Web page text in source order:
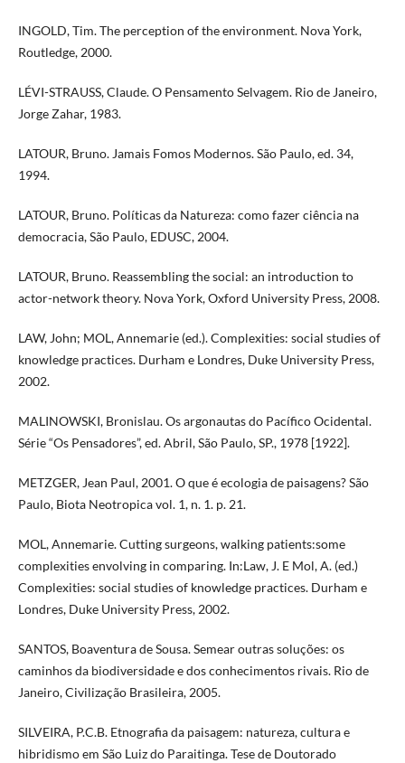
INGOLD, Tim. The perception of the environment. Nova York,
Routledge, 2000.
LÉVI-STRAUSS, Claude. O Pensamento Selvagem. Rio de Janeiro,
Jorge Zahar, 1983.
LATOUR, Bruno. Jamais Fomos Modernos. São Paulo, ed. 34,
1994.
LATOUR, Bruno. Políticas da Natureza: como fazer ciência na
democracia, São Paulo, EDUSC, 2004.
LATOUR, Bruno. Reassembling the social: an introduction to
actor-network theory. Nova York, Oxford University Press, 2008.
LAW, John; MOL, Annemarie (ed.). Complexities: social studies of
knowledge practices. Durham e Londres, Duke University Press,
2002.
MALINOWSKI, Bronislau. Os argonautas do Pacífico Ocidental.
Série “Os Pensadores”, ed. Abril, São Paulo, SP., 1978 [1922].
METZGER, Jean Paul, 2001. O que é ecologia de paisagens? São
Paulo, Biota Neotropica vol. 1, n. 1. p. 21.
MOL, Annemarie. Cutting surgeons, walking patients:some
complexities envolving in comparing. In:Law, J. E Mol, A. (ed.)
Complexities: social studies of knowledge practices. Durham e
Londres, Duke University Press, 2002.
SANTOS, Boaventura de Sousa. Semear outras soluções: os
caminhos da biodiversidade e dos conhecimentos rivais. Rio de
Janeiro, Civilização Brasileira, 2005.
SILVEIRA, P.C.B. Etnografia da paisagem: natureza, cultura e
hibridismo em São Luiz do Paraitinga. Tese de Doutorado